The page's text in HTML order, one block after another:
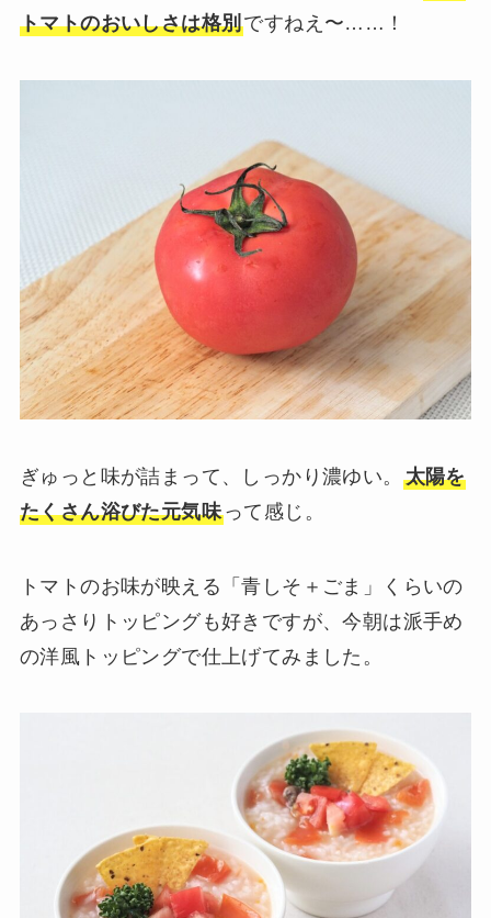
トマトのおいしさは格別ですねえ〜……！
ぎゅっと味が詰まって、しっかり濃ゆい。 太陽を
たくさん浴びた元気味って感じ。
トマトのお味が映える「青しそ＋ごま」くらいの
あっさりトッピングも好きですが、今朝は派手め
の洋風トッピングで仕上げてみました。